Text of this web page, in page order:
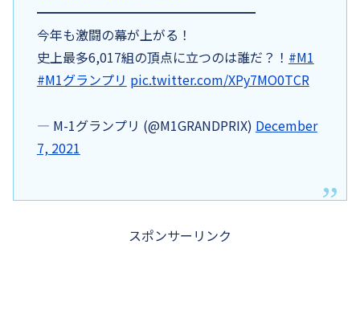
━━━━━━━━━━━━━━━━━
今年も激闘の幕が上がる！
史上最多6,017組の頂点に立つのは誰だ？！ #M1
#M1グランプリ pic.twitter.com/XPy7MO0TCR
— M-1グランプリ (@M1GRANDPRIX) December
7, 2021
スポンサーリンク